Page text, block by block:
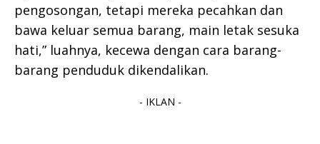
pengosongan, tetapi mereka pecahkan dan
bawa keluar semua barang, main letak sesuka
hati,” luahnya, kecewa dengan cara barang-
barang penduduk dikendalikan.
- IKLAN -